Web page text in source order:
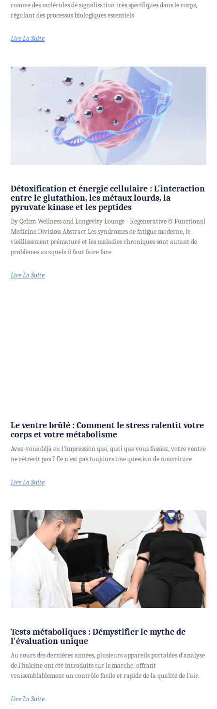
comme des molécules de signalisation très spécifiques dans le corps,
régulant des processus biologiques essentiels
Lire La Suite
Détoxification et énergie cellulaire : L'interaction
entre le glutathion, les métaux lourds, la
pyruvate kinase et les peptides
By Qeliza Wellness and Longevity Lounge - Regenerative & Functional
Medicine Division Abstract Les syndromes de fatigue moderne, le
vieillissement prématuré et les maladies chroniques sont autant de
problèmes auxquels il faut faire face.
Lire La Suite
Le ventre brûlé : Comment le stress ralentit votre
corps et votre métabolisme
Avez-vous déjà eu l'impression que, quoi que vous fassiez, votre ventre
ne rétrécit pas ? Ce n'est pas toujours une question de nourriture
Lire La Suite
Tests métaboliques : Démystifier le mythe de
l'évaluation unique
Au cours des dernières années, plusieurs appareils portables d'analyse
de l'haleine ont été introduits sur le marché, offrant
vraisemblablement un contrôle facile et rapide de la qualité de l'air.
Lire La Suite